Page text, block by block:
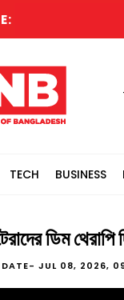
TECH BUSINESS
ডিম
DATE- JUL 08, 2026,